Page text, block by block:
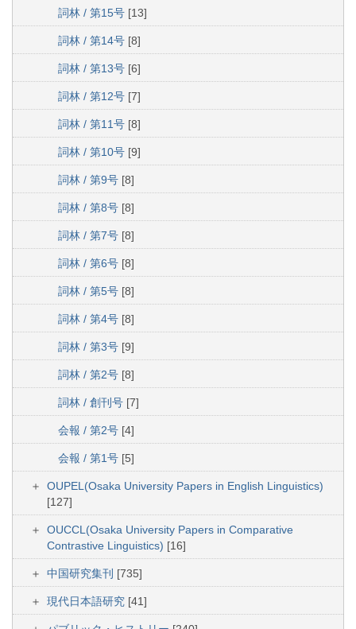
詞林 / 第15号 [13]
詞林 / 第14号 [8]
詞林 / 第13号 [6]
詞林 / 第12号 [7]
詞林 / 第11号 [8]
詞林 / 第10号 [9]
詞林 / 第9号 [8]
詞林 / 第8号 [8]
詞林 / 第7号 [8]
詞林 / 第6号 [8]
詞林 / 第5号 [8]
詞林 / 第4号 [8]
詞林 / 第3号 [9]
詞林 / 第2号 [8]
詞林 / 創刊号 [7]
会報 / 第2号 [4]
会報 / 第1号 [5]
OUPEL(Osaka University Papers in English Linguistics)
[127]
OUCCL(Osaka University Papers in Comparative
Contrastive Linguistics) [16]
中国研究集刊 [735]
現代日本語研究 [41]